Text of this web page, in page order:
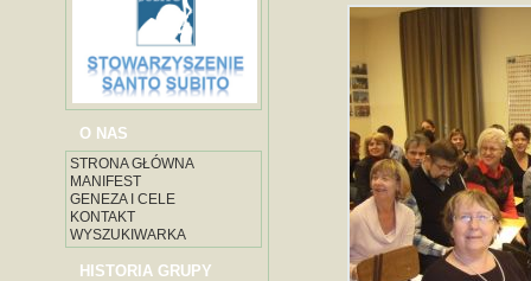
O NAS
STRONA GŁÓWNA
MANIFEST
GENEZA I CELE
KONTAKT
WYSZUKIWARKA
HISTORIA GRUPY